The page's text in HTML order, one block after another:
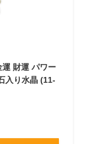
財運 パワー
入り水晶 (11-